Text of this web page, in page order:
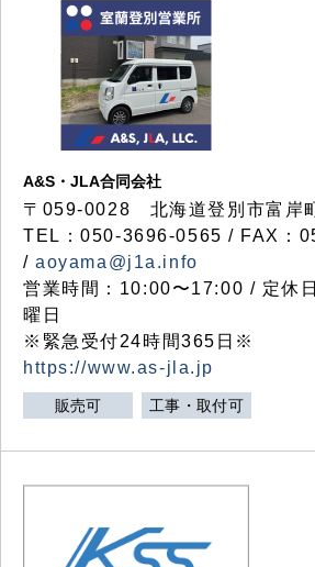
A&S・JLA合同会社
〒 059-0028 北海道登別市富岸
TEL：050-3696-0565 / FAX：
/aoyama@j1a.info
営業時間：10:00〜17:00 / 定休
曜日
※緊急受付24時間365日※
https://www.as-jla.jp
販売可 工事・取付可